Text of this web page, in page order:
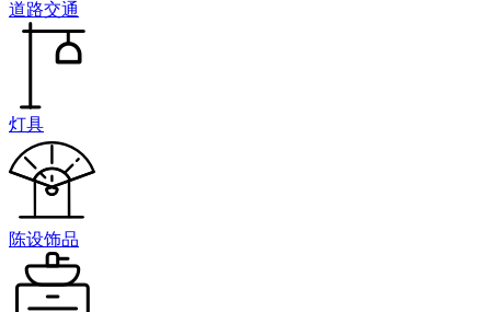
道路交通
灯具
陈设饰品